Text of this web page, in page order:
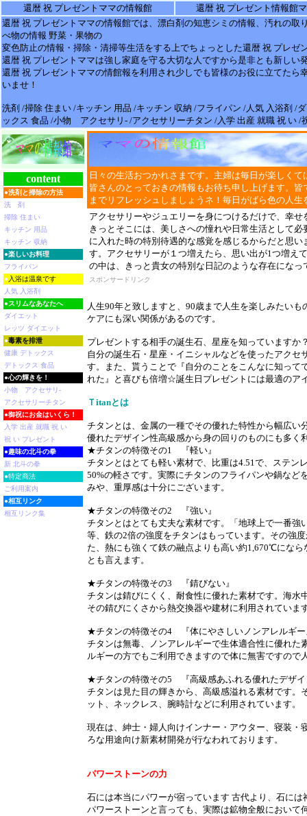
還暦 祝 プレゼントママの情報館
還暦 祝 プレゼント情報館
還暦 祝 プレゼント ママの情報館では、漂白剤の知恵シミの情報、汚れの取
べ物の情報 野菜・果物の
変色防止の情報 ・掃除・清掃等生活をする上でちょっとした還暦 祝 プレゼ
還暦 祝 プレゼント ママは強し家庭を守る大切な人ですから是非とも新しい
還暦 祝 プレゼント ママの情館報を利用され少しでも皆様のお役に立てた
いませ！
洗剤 /掃除 住まい /キッチン 用品 /キッチン 収納 /フライパン /人気 入浴剤 /
ックス 食品 /小物 アクセサリ- /アクセサリーチタン /入学 出産 就職 祝 い /
日々の生活おつかれさまです。主婦は毎日が楽しくて
皆さんのとっておきの情報もお待ち申し上げます。
までリフレッシュしましょうネ！毎日がばら色の人
アクセサリーやジュエリーを身につけるだけで、幸
きっとそこには、美しさへの憧れや日常生活として
に入れた時の特別待遇的な感覚を感じるからだと思
す。アクセサリーが１つ増えたら、思い出が1つ増え
の中は、きっと貴女の特別な日記のような存在になっ
スポンサードリンク
人生90年と致しますと、90歳まで人生を楽しみたい
ケアにも深い関係があるのです。
プレゼントする相手の誕生石、星座を知っていますか
自分の誕生石・星座・イニシャルなどを使ったアク
す。また、貰うことで『自分のことをこんなに知っ
れた』と喜びも倍増☆誕生日プレゼントには最適のア
Ｔitanとは
チタンとは、金属の一種でその優れた特性から幅広
優れたデザイン性高級感から身の回りのものにも多く
★チタンの特徴その1 『軽い』
チタンとはとても軽い素材で、比重は4.51で、ステン
50%の軽さです。実際にチタンのフライパンや鍋など
みや、重厚感は十分にございます。
★チタンの特徴その2 『強い』
チタンとはとても丈夫な素材です。「地球上で一番
等、鉄の2倍の強度をチタンはもっています。その強
た、熱にも強くて鉄の融点よりも高い約1,670℃にな
とも言えます。
★チタンの特徴その3 『錆びない』
チタンは錆びにくく、耐食性に優れた素材です。海
その錆びにくさから熱交換器や建材に利用されていま
★チタンの特徴その4 『体にやさしいノンアレルギー
チタンは無毒、ノンアレルギーで生体適合性に優れ
ルギーの方でもご利用できますので体に無害ですの
★チタンの特徴その5 『高級感あふれる優れたデザイ
チタンは見た目の輝きから、高級感溢れる素材です
ット、ネックレス、腕時計などに利用されています。
現在は、紳士・婦人向けインナー・アウター、寝装
ろな用途向け新素材開発が行なわれております。
パワーストーンの力
石には本当にパワーが宿っています 古代より、石に
パワーストーンと言っても、実際は鉱物全般において
content
●洗剤と掃除の方法
洗 剤
掃除 住まい
キッチン 用品
キッチン 収納
●楽しいお料理
フライパン
● 入浴は温泉です
人気 入浴剤
●スリムなあなたへ
ダイエット
レッツ ダイエット
●毒素を排泄
健康 デトックス
デトックス 食品
●心の輝きを！
小物 アクセサリ-
アクセサリーチタン
●御祝にお金はいくら！
入学 出産 就職 祝 い
祝 い プレゼント
●趣味の北斗の拳
新 北斗の拳
●特定商法
ご利用案内
●相互リンク
相互リンク集